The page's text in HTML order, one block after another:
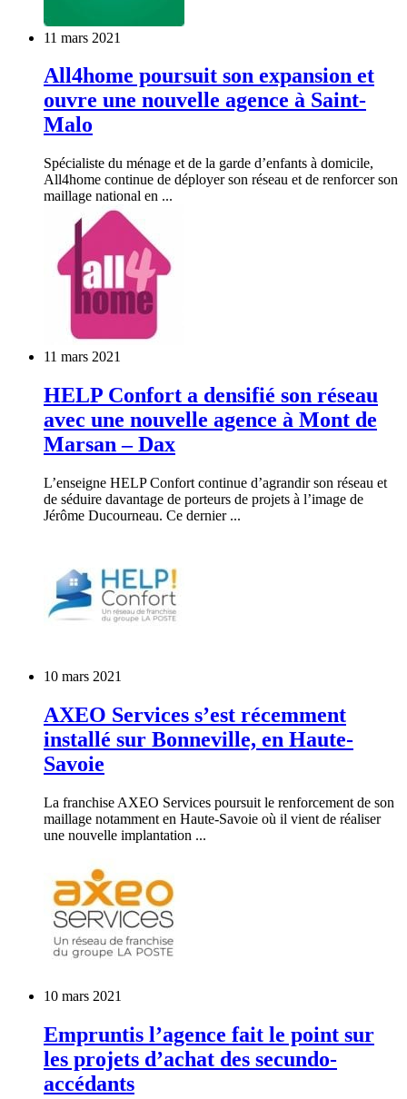
11 mars 2021
All4home poursuit son expansion et
ouvre une nouvelle agence à Saint-
Malo
Spécialiste du ménage et de la garde d’enfants à domicile,
All4home continue de déployer son réseau et de renforcer son
maillage national en ...
11 mars 2021
HELP Confort a densifié son réseau
avec une nouvelle agence à Mont de
Marsan – Dax
L’enseigne HELP Confort continue d’agrandir son réseau et
de séduire davantage de porteurs de projets à l’image de
Jérôme Ducourneau. Ce dernier ...
10 mars 2021
AXEO Services s’est récemment
installé sur Bonneville, en Haute-
Savoie
La franchise AXEO Services poursuit le renforcement de son
maillage notamment en Haute-Savoie où il vient de réaliser
une nouvelle implantation ...
10 mars 2021
Empruntis l’agence fait le point sur
les projets d’achat des secundo-
accédants